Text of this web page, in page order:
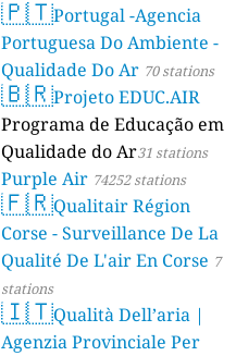
🇵🇹Portugal -Agencia
Portuguesa Do Ambiente -
Qualidade Do Ar 70 stations
🇧🇷Projeto EDUC.AIR
Programa de Educação em
Qualidade do Ar31 stations
Purple Air 74252 stations
🇫🇷Qualitair Région
Corse - Surveillance De La
Qualité De L'air En Corse 7
stations
🇮🇹Qualità Dell’aria |
Agenzia Provinciale Per